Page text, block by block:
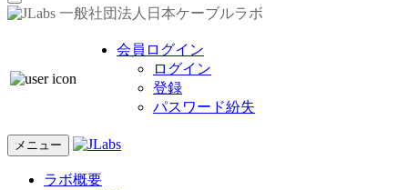
一般社団法人日本ケーブルラボ
会員ログイン
ログイン
登録
パスワード紛失
メニュー
ラボ概要